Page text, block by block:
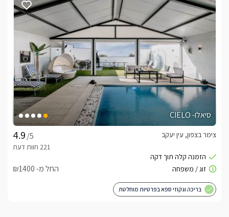
סיאלו- CIELO
/5
צימר בצפון, עין יעקב
החל מ- ₪1400
בריכה וגקוזי ספא בפרטיות מוחלטת